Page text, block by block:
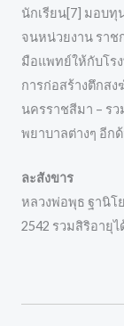
นักเรียน[7] มอบทุ
จนหน่วยงาน ราช
มือแพทย์ให้กับโร
การก่อสร้างตึกส
นครราชสีมา – ร
พยาบาลต่างๆ อีก
ละสังขาร
หลวงพ่อพุธ ฐานิโ
2542 รวมสิริอายุไ